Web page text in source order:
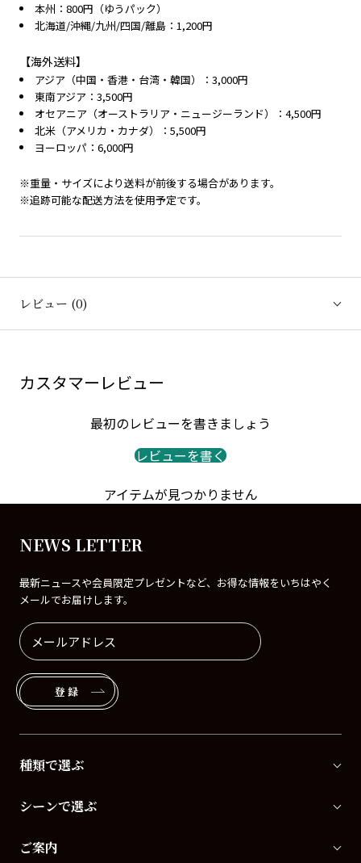
本州：800円（ゆうパック）
北海道/沖縄/九州/四国/離島：1,200円
【海外送料】
アジア（中国・香港・台湾・韓国）：3,000円
東南アジア：3,500円
オセアニア（オーストラリア・ニュージーランド）：4,500円
北米（アメリカ・カナダ）：5,500円
ヨーロッパ：6,000円
※重量・サイズにより送料が前後する場合があります。
※追跡可能な配送方法を使用予定です。
レビュー (0)
カスタマーレビュー
最初のレビューを書きましょう
レビューを書く
アイテムが見つかりません
NEWS LETTER
最新ニュースや会員限定プレゼントなど、お得な情報をいちはやく
メールでお届けします。
登録
種類で選ぶ
シーンで選ぶ
ご案内